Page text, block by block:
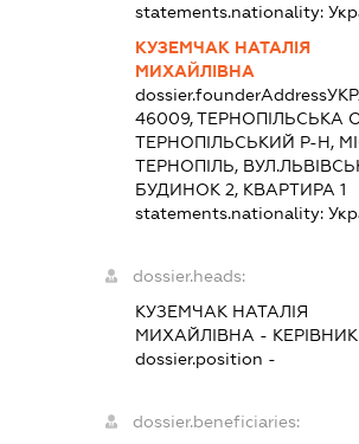
statements.nationality:
КУЗЕМЧАК НАТАЛІЯ
МИХАЙЛІВНА
dossier.founderAddress
46009, ТЕРНОПІЛЬСЬКА
ТЕРНОПІЛЬСЬКИЙ Р-Н,
ТЕРНОПІЛЬ,
БУДИНОК 2, КВАРТИРА 1
statements.nationality:
dossier.heads:
КУЗЕМЧАК НАТАЛІЯ
МИХАЙЛІВНА - КЕРІВНИК
dossier.position -
dossier.beneficiaries: